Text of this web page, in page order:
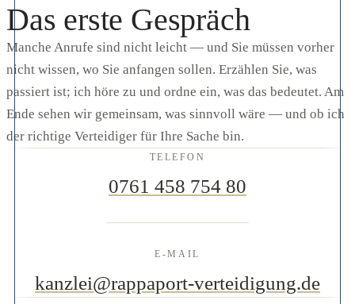
Das erste Gespräch
Manche Anrufe sind nicht leicht — und Sie müssen vorher
nicht wissen, wo Sie anfangen sollen. Erzählen Sie, was
passiert ist; ich höre zu und ordne ein, was das bedeutet. Am
Ende sehen wir gemeinsam, was sinnvoll wäre — und ob ich
der richtige Verteidiger für Ihre Sache bin.
TELEFON
0761 458 754 80
E-MAIL
kanzlei@rappaport-verteidigung.de